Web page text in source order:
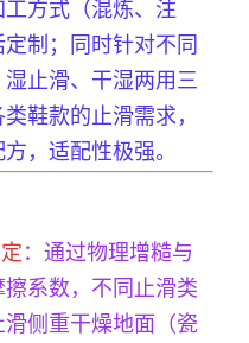
方式（混炼、注
制；同时针对不同
止滑、干湿两用三
鞋款的止滑需求，
，适配性极强。
：通过物理增糙与
系数，不同止滑类
侧重干燥地面（瓷